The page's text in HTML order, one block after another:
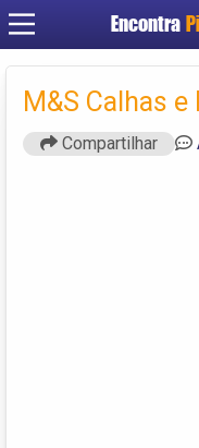
Encontra
M&S Calhas e
Compartilhar